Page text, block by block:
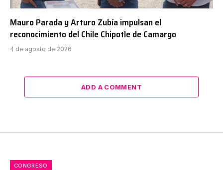
Mauro Parada y Arturo Zubía impulsan el
reconocimiento del Chile Chipotle de Camargo
4 de agosto de 2026
ADD A COMMENT
CONGRESO